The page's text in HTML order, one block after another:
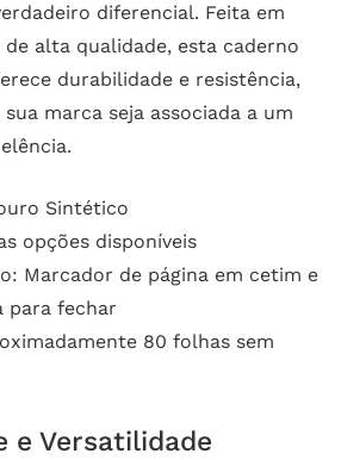
diferencial. Feita em
alta qualidade, esta caderno
durabilidade e resistência,
marca seja associada a um
Sintético
opções disponíveis
Marcador de página em cetim e
para fechar
80 folhas sem
e Versatilidade